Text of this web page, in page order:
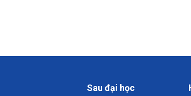
Sau đại học